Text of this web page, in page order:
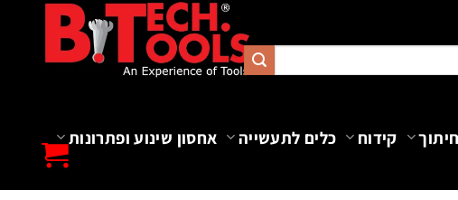
קידוח כלים לתעשייה
אחסון שינוע ופתרונות